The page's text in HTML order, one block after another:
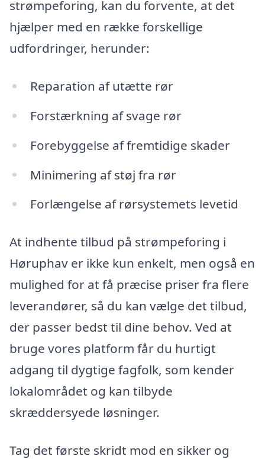
strømpeforing, kan du forvente, at det
hjælper med en række forskellige
udfordringer, herunder:
Reparation af utætte rør
Forstærkning af svage rør
Forebyggelse af fremtidige skader
Minimering af støj fra rør
Forlængelse af rørsystemets levetid
At indhente tilbud på strømpeforing i
Høruphav er ikke kun enkelt, men også en
mulighed for at få præcise priser fra flere
leverandører, så du kan vælge det tilbud,
der passer bedst til dine behov. Ved at
bruge vores platform får du hurtigt
adgang til dygtige fagfolk, som kender
lokalområdet og kan tilbyde
skræddersyede løsninger.
Tag det første skridt mod en sikker og